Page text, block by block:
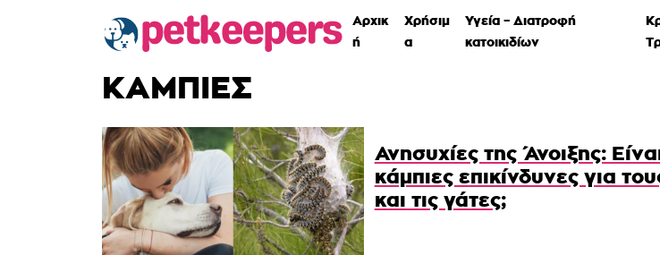
Αρχικ
ή
Χρήσιμ
α
Υγεία – Διατροφή
κατοικιδίων
ΚΑΜΠΙΕΣ
Ανησυχίες της Άνοιξης:
κάμπιες επικίνδυνες για
και τις γάτες;